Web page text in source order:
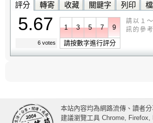
評分 轉寄 收藏 關鍵字 列印
5.67
6 votes
1 3 5 7 9
請按數字進行評分
請以１
訊的參
本站內容均為網路流傳、讀者
建議瀏覽工具 Chrome, Firefox,